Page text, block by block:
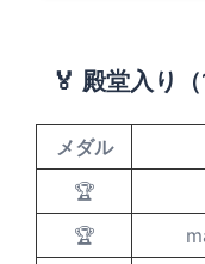
🏅 殿堂入り
メダル
🏆
🏆